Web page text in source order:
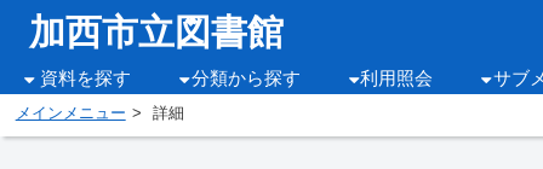
加西市立図書館
資料を探す 分類から探す 利用照会 サブ
メインメニュー 詳細